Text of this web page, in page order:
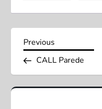
N
a
v
Previous
Post
Previous
CALL Parede